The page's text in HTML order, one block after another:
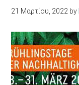
21 Μαρτίου, 2022 by